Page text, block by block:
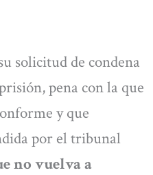
solicitud de condena
pena con la que
y que
por el tribunal
no vuelva a